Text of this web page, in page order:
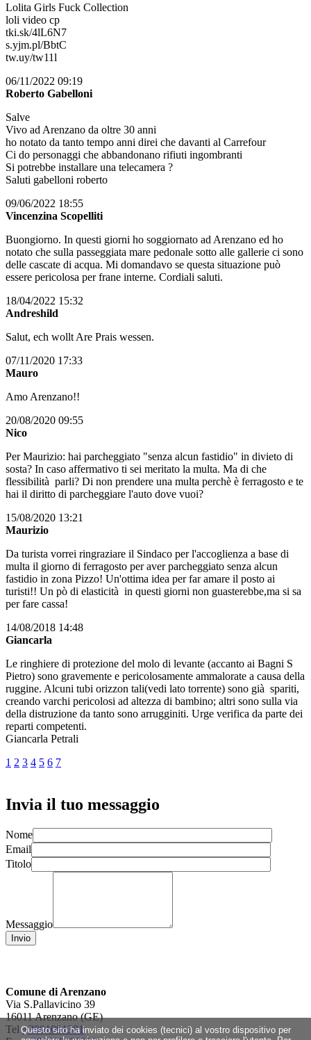
Lolita Girls Fuck Collection
loli video cp
tki.sk/4lL6N7
s.yjm.pl/BbtC
tw.uy/tw11l
06/11/2022 09:19
Roberto Gabelloni
Salve
Vivo ad Arenzano da oltre 30 anni
ho notato da tanto tempo anni direi che davanti al Carrefour
Ci do personaggi che abbandonano rifiuti ingombranti
Si potrebbe installare una telecamera ?
Saluti gabelloni roberto
09/06/2022 18:55
Vincenzina Scopelliti
Buongiorno. In questi giorni ho soggiornato ad Arenzano ed ho
notato che sulla passeggiata mare pedonale sotto alle gallerie ci sono
delle cascate di acqua. Mi domandavo se questa situazione può
essere pericolosa per frane interne. Cordiali saluti.
18/04/2022 15:32
Andreshild
Salut, ech wollt Are Prais wessen.
07/11/2020 17:33
Mauro
Amo Arenzano!!
20/08/2020 09:55
Nico
Per Maurizio: hai parcheggiato "senza alcun fastidio" in divieto di
sosta? In caso affermativo ti sei meritato la multa. Ma di che
flessibilità parli? Di non prendere una multa perchè è ferragosto e te
hai il diritto di parcheggiare l'auto dove vuoi?
15/08/2020 13:21
Maurizio
Da turista vorrei ringraziare il Sindaco per l'accoglienza a base di
multa il giorno di ferragosto per aver parcheggiato senza alcun
fastidio in zona Pizzo! Un'ottima idea per far amare il posto ai
turisti!! Un pò di elasticità in questi giorni non guasterebbe,ma si sa
per fare cassa!
14/08/2018 14:48
Giancarla
Le ringhiere di protezione del molo di levante (accanto ai Bagni S
Pietro) sono gravemente e pericolosamente ammalorate a causa della
ruggine. Alcuni tubi orizzon tali(vedi lato torrente) sono già spariti,
creando varchi pericolosi ad altezza di bambino; altri sono sulla via
della distruzione da tanto sono arrugginiti. Urge verifica da parte dei
reparti competenti.
Giancarla Petrali
1 2 3 4 5 6 7
Invia il tuo messaggio
Nome
Email
Titolo
Messaggio
Comune di Arenzano
Via S.Pallavicino 39
16011 Arenzano (GE)
Tel+3901091381
Questo sito ha inviato dei cookies (tecnici) al vostro dispositivo per